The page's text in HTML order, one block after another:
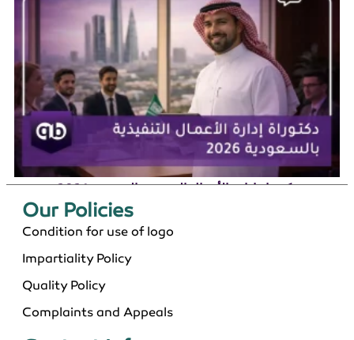
دكتوراة إدارة الأعمال التنفيذية بالسعودية 2026
Our Policies​
Condition for use of logo
Impartiality Policy
Quality Policy
Complaints and Appeals